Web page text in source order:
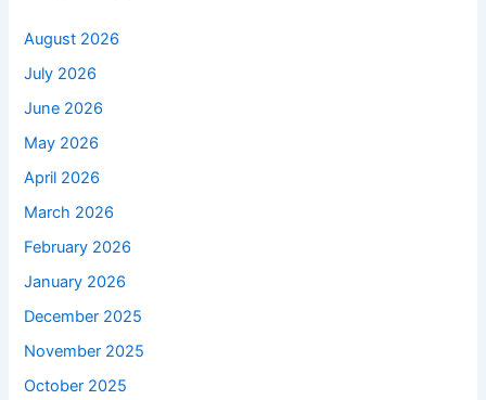
August 2026
July 2026
June 2026
May 2026
April 2026
March 2026
February 2026
January 2026
December 2025
November 2025
October 2025